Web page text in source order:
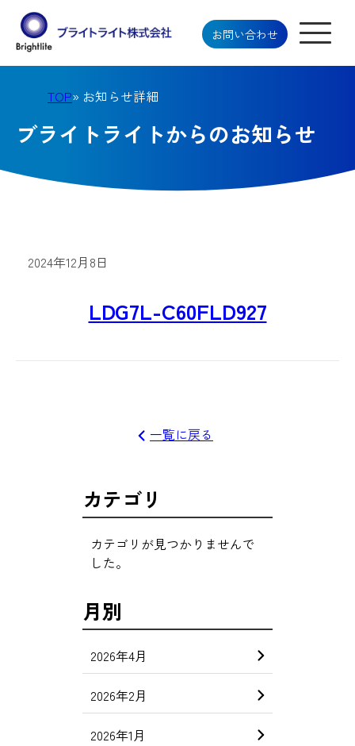
お問い合わせ
TOP» お知らせ詳細
ブライトライトからのお知らせ
2024年12月8日
LDG7L-C60FLD927
一覧に戻る
カテゴリ
カテゴリが見つかりませんで
した。
月別
2026年4月
2026年2月
2026年1月